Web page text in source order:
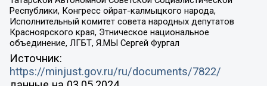
Республики, Конгресс ойрат-калмыцкого народа,
Исполнительный комитет совета народных депутатов
Красноярского края, Этническое национальное
объединение, ЛГБТ, Я.МЫ Сергей Фургал
Источник:
https://minjust.gov.ru/ru/documents/7822/